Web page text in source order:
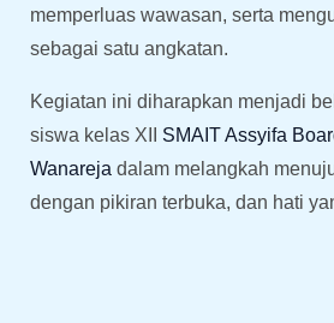
memperluas wawasan, serta
sebagai satu angkatan.
Kegiatan ini diharapkan menjadi
siswa kelas XII SMAIT Assyifa
Wanareja dalam melangkah
dengan pikiran terbuka, dan hati